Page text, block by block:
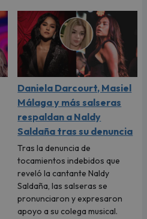
Daniela Darcourt, Masiel
Málaga y más salseras
respaldan a Naldy
Saldaña tras su denuncia
Tras la denuncia de
tocamientos indebidos que
reveló la cantante Naldy
Saldaña, las salseras se
pronunciaron y expresaron
apoyo a su colega musical.